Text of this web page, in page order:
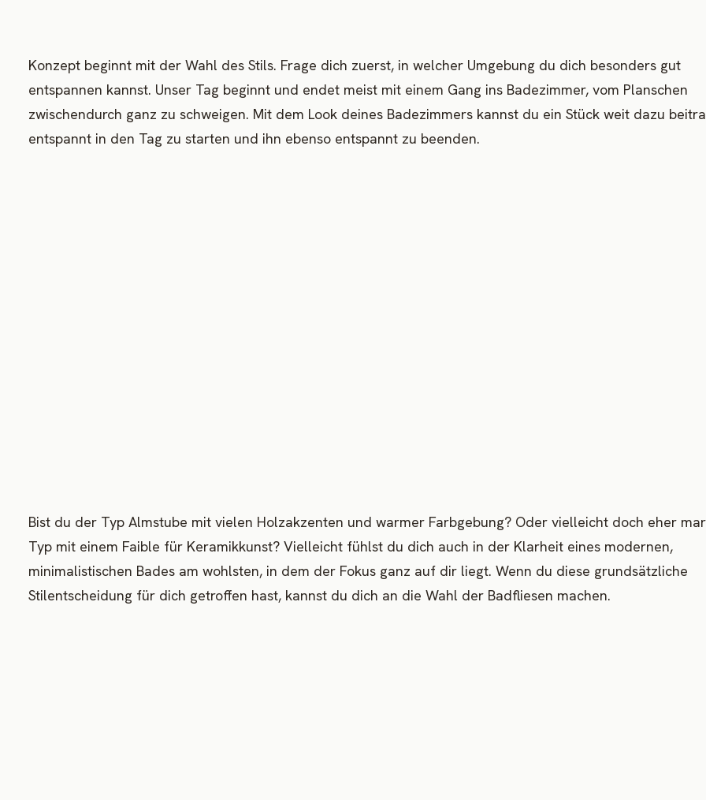
Konzept beginnt mit der Wahl des Stils. Frage dich zuerst, in welcher Umgebung du dich besonders gut
entspannen kannst. Unser Tag beginnt und endet meist mit einem Gang ins Badezimmer, vom Planschen
zwischendurch ganz zu schweigen. Mit dem Look deines Badezimmers kannst du ein Stück weit dazu
entspannt in den Tag zu starten und ihn ebenso entspannt zu beenden.
Bist du der Typ Almstube mit vielen Holzakzenten und warmer Farbgebung? Oder vielleicht doch eher
Typ mit einem Faible für Keramikkunst? Vielleicht fühlst du dich auch in der Klarheit eines modernen,
minimalistischen Bades am wohlsten, in dem der Fokus ganz auf dir liegt. Wenn du diese grundsätzliche
Stilentscheidung für dich getroffen hast, kannst du dich an die Wahl der Badfliesen machen.